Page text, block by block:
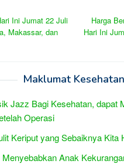
Ini Jumat 22 Juli
Makassar, dan
Harga
Hari Ini
Maklumat Kesehatan
Jazz Bagi Kesehatan, dapat
Operasi
Keriput yang Sebaiknya Kita
Anak